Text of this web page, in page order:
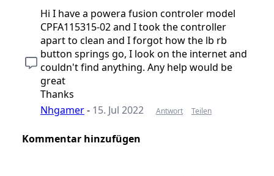
Hi I have a powera fusion controler model
CPFA115315-02 and I took the controller
apart to clean and I forgot how the lb rb
button springs go, I look on the internet and
couldn't find anything. Any help would be
great
Thanks
Nhgamer- 15. Jul 2022 Antwort Teilen
Kommentar hinzufügen